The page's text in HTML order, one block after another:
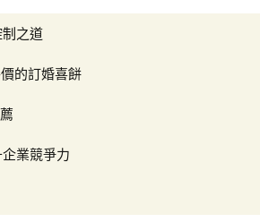
之道
的訂婚喜餅
業競爭力